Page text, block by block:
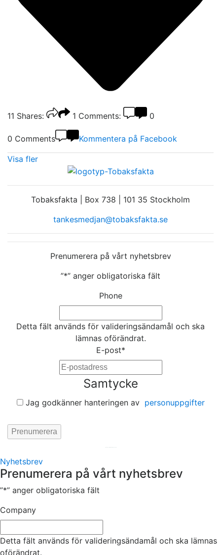
11 Shares: 1 Comments: 0
0 Comments Kommentera på Facebook
Visa fler
Tobaksfakta | Box 738 | 101 35 Stockholm
tankesmedjan@tobaksfakta.se
Prenumerera på vårt nyhetsbrev
”*” anger obligatoriska fält
Phone
Detta fält används för valideringsändamål och ska
lämnas oförändrat.
E-post*
Samtycke
Jag godkänner hanteringen av personuppgifter
Nyhetsbrev
Prenumerera på vårt nyhetsbrev
”*” anger obligatoriska fält
Company
Detta fält används för valideringsändamål och ska lämnas
oförändrat.